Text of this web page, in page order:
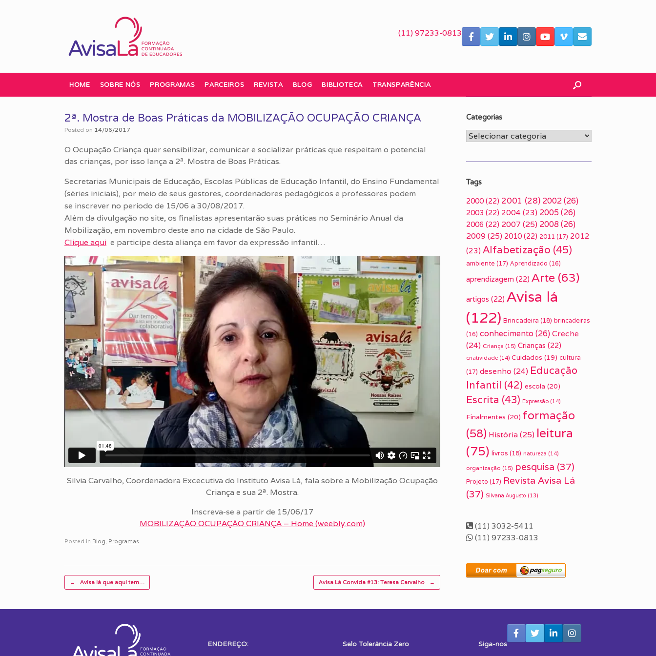
(11) 97233-0813
HOME SOBRE NÓS PROGRAMAS PARCEIROS REVISTA BLOG BIBLIOTECA TRANSPARÊNCIA
2ª. Mostra de Boas Práticas da MOBILIZAÇÃO OCUPAÇÃO CRIANÇA
Posted on 14/06/2017
O Ocupação Criança quer sensibilizar, comunicar e socializar práticas que respeitam o potencial
das crianças, por isso lança a 2ª. Mostra de Boas Práticas.
Secretarias Municipais de Educação, Escolas Públicas de Educação Infantil, do Ensino Fundamental
(séries iniciais), por meio de seus gestores, coordenadores pedagógicos e professores podem
se inscrever no período de 15/06 a 30/08/2017.
Além da divulgação no site, os finalistas apresentarão suas práticas no Seminário Anual da
Mobilização, em novembro deste ano na cidade de São Paulo.
Clique aqui e participe desta aliança em favor da expressão infantil…
Silvia Carvalho, Coordenadora Excecutiva do Instituto Avisa Lá, fala sobre a Mobilização Ocupação
Criança e sua 2ª. Mostra.
Inscreva-se a partir de 15/06/17
MOBILIZAÇÃO OCUPAÇÃO CRIANÇA – Home (weebly.com)
Posted in Blog, Programas.
Post navigation
← Avisa lá que aqui tem… Avisa Lá Convida #13: Teresa Carvalho →
Categorias
Categorias
Tags
2000 (22) 2001 (28) 2002(26)
2003 (22) 2004 (23) 2005 (26)
2006 (22) 2007 (25) 2008(26)
2009(25) 2010 (22) 2011 (17) 2012
(23) Alfabetização (45)
ambiente (17) Aprendizado (16)
aprendizagem (22) Arte (63)
artigos (22) Avisa lá
(122) Brincadeira (18) brincadeiras
(16) conhecimento(26) Creche
(24) Criança (15) Crianças (22)
criatividade (14) Cuidados (19) cultura
(17) desenho (24) Educação
Infantil (42) escola (20)
Escrita (43) Expressão (14)
Finalmentes (20) formação
(58) História(25) leitura
(75) livros (18) natureza (14)
organização (15) pesquisa (37)
Projeto (17) Revista Avisa Lá
(37) Silvana Augusto (13)
(11) 3032-5411
(11) 97233-0813
ENDEREÇO: Selo Tolerância Zero Siga-nos